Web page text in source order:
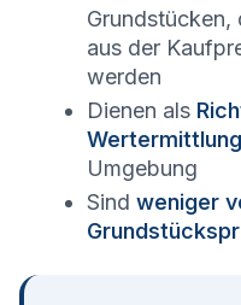
Grundstücken,
aus der
werden
Dienen als
Wertermittlung
Umgebung
Sind weniger